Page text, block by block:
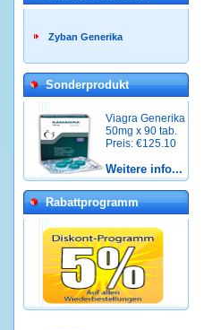
Zyban Generika
Sonderprodukt
Viagra Generika
50mg x 90 tab.
Preis: €125.10
Weitere info...
Rabattprogramm